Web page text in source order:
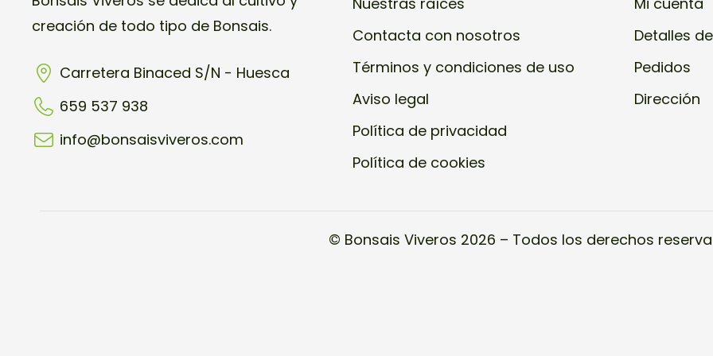
creación de todo tipo de Bonsais.
Carretera Binaced S/N - Huesca
659 537 938
info@bonsaisviveros.com
Contacta con nosotros
Términos y condiciones de uso
Aviso legal
Política de privacidad
Política de cookies
Detalles
Pedidos
Dirección
© Bonsais Viveros 2026 – Todos los derechos